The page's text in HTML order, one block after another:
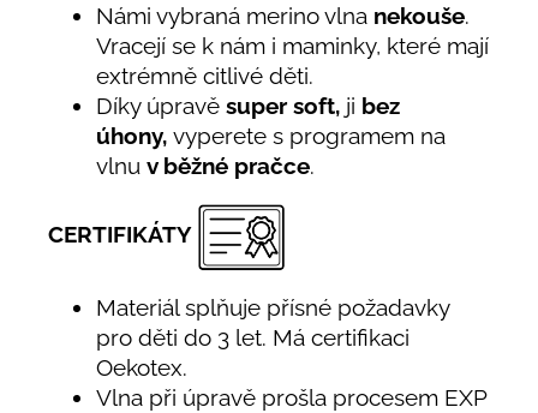
Námi vybraná merino vlna nekouše.
Vracejí se k nám i maminky, které mají
extrémně citlivé děti.
Díky úpravě super soft, ji bez
úhony, vyperete s programem na
vlnu v běžné pračce.
CERTIFIKÁTY
Materiál splňuje přísné požadavky
pro děti do 3 let. Má certifikaci
Oekotex.
Vlna při úpravě prošla procesem EXP